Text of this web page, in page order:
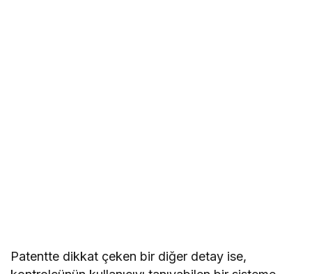
Patentte dikkat çeken bir diğer detay ise,